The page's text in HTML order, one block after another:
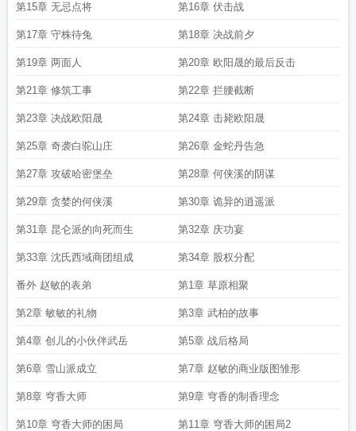
第15章 无忌点将 第16章 伏击战
第17章 守株待兔 第18章 决战前夕
第19章 两面人 第20章 欧阳晟的最后反击
第21章 修筑工事 第22章 拦腰截断
第23章 决战欧阳晟 第24章 击毙欧阳晟
第25章 奇袭白驼山庄 第26章 金蛇丹告急
第27章 攻破哈密堡垒 第28章 何侠溪的阴谋
第29章 贪婪的何侠溪 第30章 诡异的逍遥派
第31章 昆仑派的向死而生 第32章 庆功宴
第33章 沈氏西域商团组成 第34章 股权分配
番外 赵敏的表弟 第1章 草原相聚
第2章 敏敏的礼物 第3章 武柏的故事
第4章 创儿的小伙伴武岳 第5章 战后格局
第6章 雪山派成立 第7章 赵敏的商业版图雏形
第8章 穹香大师 第9章 穹香的制香理念
第10章 穹香大师的困局 第11章 穹香大师的困局2